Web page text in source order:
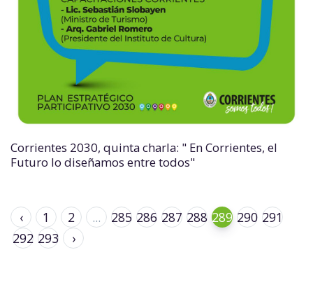
Corrientes 2030, quinta charla: " En Corrientes, el
Futuro lo diseñamos entre todos"
‹ 1 2 ... 285 286 287 288 289 290 291
292 293 ›